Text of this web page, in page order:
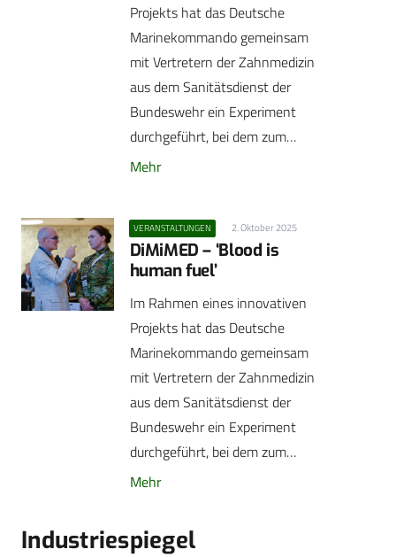
Projekts hat das Deutsche
Marinekommando gemeinsam
mit Vertretern der Zahnmedizin
aus dem Sanitätsdienst der
Bundeswehr ein Experiment
durchgeführt, bei dem zum…
Mehr
VERANSTALTUNGEN 2. Oktober 2025
DiMiMED – ‘Blood is
human fuel’
Im Rahmen eines innovativen
Projekts hat das Deutsche
Marinekommando gemeinsam
mit Vertretern der Zahnmedizin
aus dem Sanitätsdienst der
Bundeswehr ein Experiment
durchgeführt, bei dem zum…
Mehr
Industriespiegel